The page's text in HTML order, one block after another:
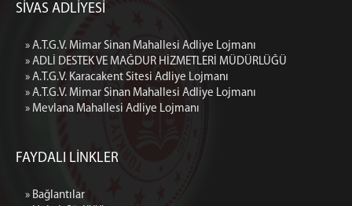
SİVAS ADLİYESİ
» A.T.G.V. Mimar Sinan Mahallesi Adliye Lojmanı
» ADLİ DESTEK VE MAĞDUR HİZMETLERİ MÜDÜRLÜĞÜ
» A.T.G.V. Karacakent Sitesi Adliye Lojmanı
» A.T.G.V. Mimar Sinan Mahallesi Adliye Lojmanı
» Mevlana Mahallesi Adliye Lojmanı
FAYDALI LİNKLER
» Bağlantılar